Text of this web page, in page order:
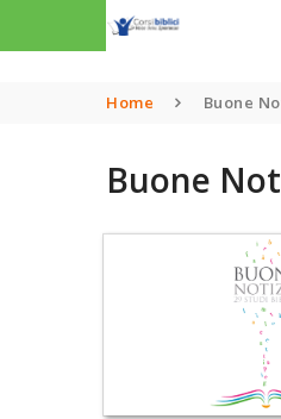
Home Buone
Buone
CHI SIAMO
CORSI
LINK UTILI